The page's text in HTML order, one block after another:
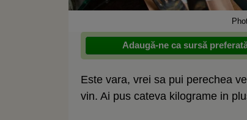
Adaugă-ne ca sursă
Este vara, vrei sa pui perechea
vin. Ai pus cateva kilograme in